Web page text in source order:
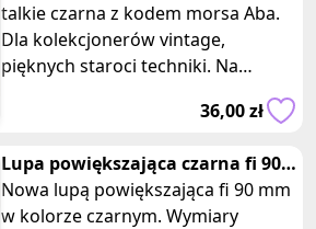
talkie czarna z kodem morsa Aba.
Dla kolekcjonerów vintage,
pięknych staroci techniki. Na
36,00 zł
Lupa powiększająca czarna fi 90
mm
Nowa lupą powiększająca fi 90 mm
w kolorze czarnym. Wymiary